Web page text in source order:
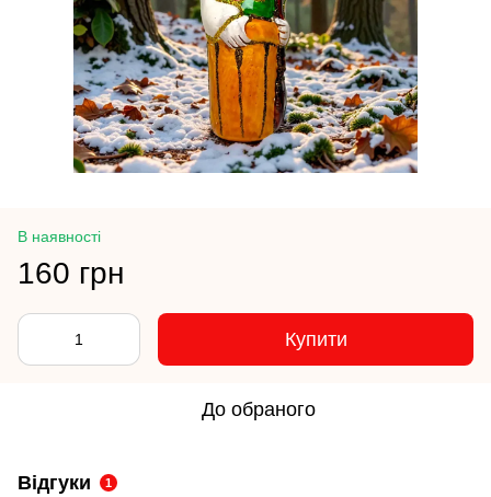
В наявності
160 грн
Купити
До обраного
Відгуки 1